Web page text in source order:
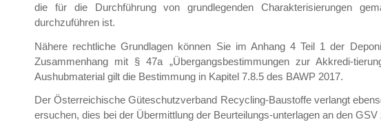
die für die Durchführung von grundlegenden Charakterisierungen
durchzuführen ist.
Nähere rechtliche Grundlagen können Sie im Anhang 4 Teil 1 der
Zusammenhang mit § 47a „Übergangsbestimmungen zur Akkredi-
Aushubmaterial gilt die Bestimmung in Kapitel 7.8.5 des BAWP 2017.
Der Österreichische Güteschutzverband Recycling-Baustoffe verlangt
ersuchen, dies bei der Übermittlung der Beurteilungs-unterlagen an den GSV